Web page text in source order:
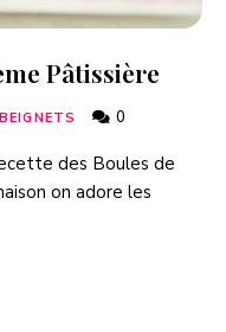
Pâtissière
0
des Boules de
on adore les